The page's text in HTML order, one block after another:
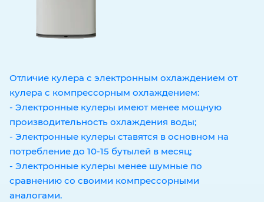
Отличие кулера с электронным охлаждением от
кулера с компрессорным охлаждением:
- Электронные кулеры имеют менее мощную
производительность охлаждения воды;
- Электронные кулеры ставятся в основном на
потребление до 10-15 бутылей в месяц;
- Электронные кулеры менее шумные по
сравнению со своими компрессорными
аналогами.